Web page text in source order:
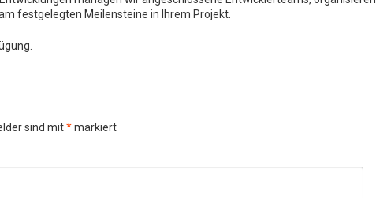
festgelegten Meilensteine in Ihrem Projekt.
sind mit*markiert